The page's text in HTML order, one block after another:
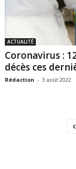
ACTUALITÉ
Coronavirus :
décès ces
Rédaction - 3 août 2022